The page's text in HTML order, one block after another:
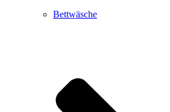
Bettwäsche